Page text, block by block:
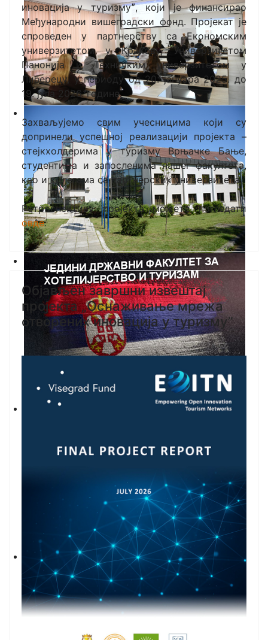
иновација у туризмуˮ, који је финансирао
Међународни вишеградски фонд. Пројекат је
спроведен у партнерству са Економским
универзитетом у Кракову, Универзитетом
Панонија и Техничким универзитетом у
Либерецу, у периоду од 20. јануара 2025. до
19. јула 2026. године.
Захваљујемо свим учесницима који су
допринели успешној реализацији пројекта –
стејкхолдерима у туризму Врњачке Бање,
студентима и запосленима нашег факултета,
као и колегама са партнерских универзитета.
Ретроспективу пројекта можете погледати
овде.
Објављен завршни извештај
пројекта „Оснаживање мрежа
отворених иновација у туризму”